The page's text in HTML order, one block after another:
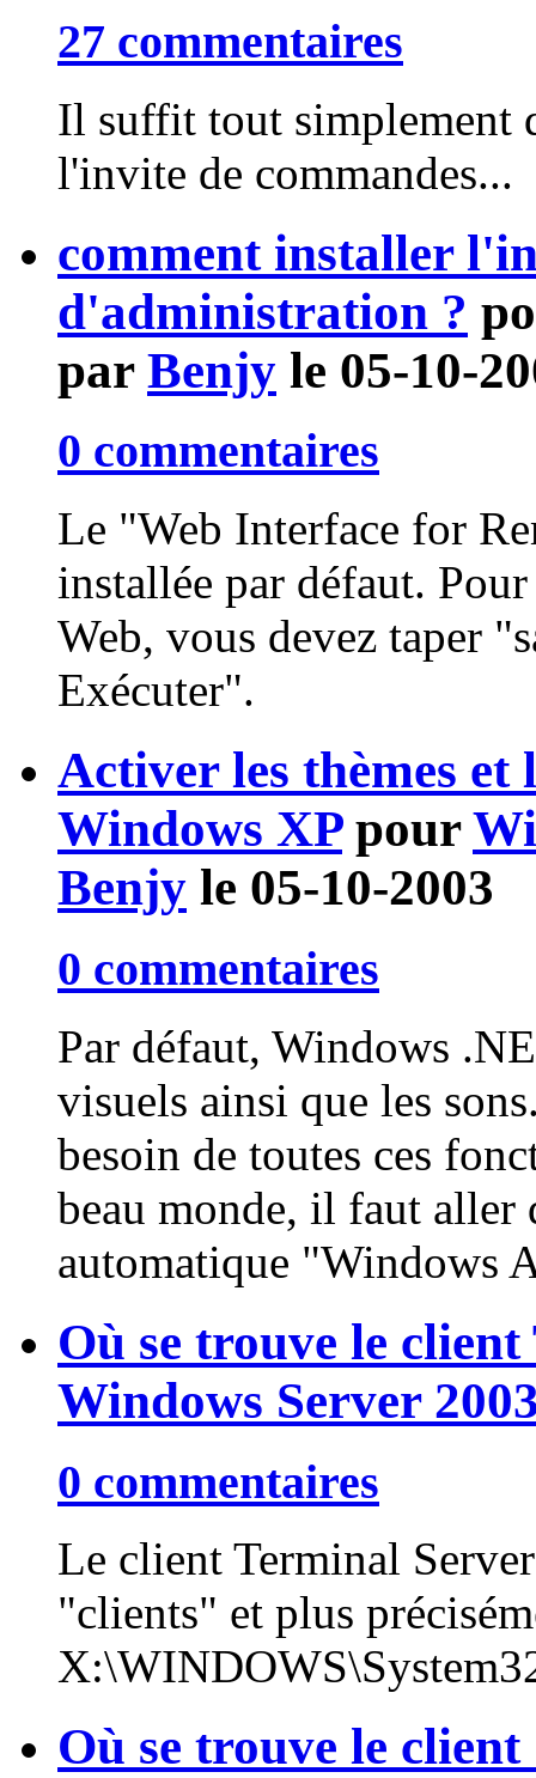
27 commentaires
Il suffit tout simplement
l'invite de commandes...
comment installer
d'administration ?
par Benjy le 05-10-
0 commentaires
Le "Web Interface for
installée par défaut.
Web, vous devez taper
Exécuter".
Activer les thèmes et
Windows XP pour
Benjy le 05-10-2003
0 commentaires
Par défaut, Windows
visuels ainsi que les
besoin de toutes ces
beau monde, il faut aller
automatique "Windows
Où se trouve le
Windows Server
0 commentaires
Le client Terminal
"clients" et plus
Où se trouve le